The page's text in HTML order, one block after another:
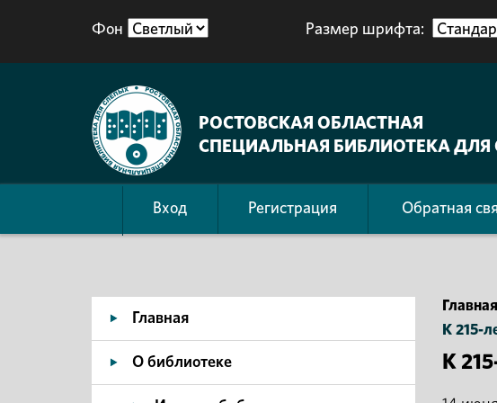
Фон Размер шрифта:
РОСТОВСКАЯ ОБЛАСТНАЯ
СПЕЦИАЛЬНАЯ БИБЛИОТЕКА ДЛЯ
Вход Регистрация Обратная
Главная
О библиотеке
Главная
К 215-
К